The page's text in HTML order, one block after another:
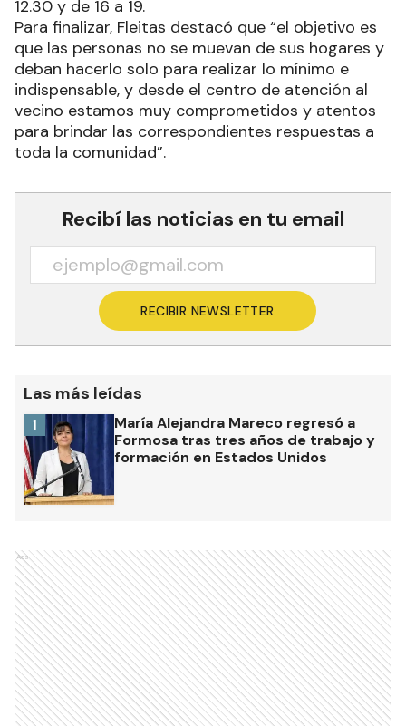
12.30 y de 16 a 19.
Para finalizar, Fleitas destacó que “el objetivo es
que las personas no se muevan de sus hogares y
deban hacerlo solo para realizar lo mínimo e
indispensable, y desde el centro de atención al
vecino estamos muy comprometidos y atentos
para brindar las correspondientes respuestas a
toda la comunidad”.
Recibí las noticias en tu email
RECIBIR NEWSLETTER
Las más leídas
María Alejandra Mareco regresó a
Formosa tras tres años de trabajo y
formación en Estados Unidos
1
Ads